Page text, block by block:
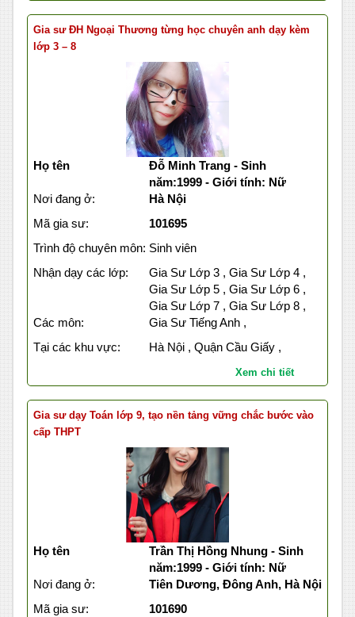
Gia sư ĐH Ngoại Thương từng học chuyên anh dạy kèm
lớp 3 – 8
Họ tên
Đỗ Minh Trang - Sinh
năm:1999 - Giới tính: Nữ
Nơi đang ở:
Hà Nội
Mã gia sư:
101695
Trình độ chuyên môn: Sinh viên
Nhận dạy các lớp:
Gia Sư Lớp 3 , Gia Sư Lớp 4 ,
Gia Sư Lớp 5 , Gia Sư Lớp 6 ,
Gia Sư Lớp 7 , Gia Sư Lớp 8 ,
Các môn:
Gia Sư Tiếng Anh ,
Tại các khu vực:
Hà Nội , Quận Cầu Giấy ,
Xem chi tiết
Gia sư dạy Toán lớp 9, tạo nền tảng vững chắc bước vào
cấp THPT
Họ tên
Trần Thị Hồng Nhung - Sinh
năm:1999 - Giới tính: Nữ
Nơi đang ở:
Tiên Dương, Đông Anh, Hà Nội
Mã gia sư:
101690